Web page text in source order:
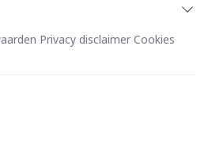
Privacy disclaimer Cookies